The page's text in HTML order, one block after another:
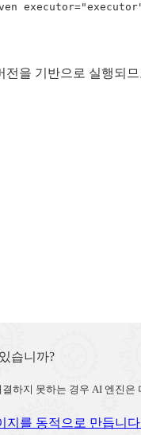
전을 기반으로 실행되
습니까?
하지 못하는 경우 AI 엔진
지를 동적으로 만듭니다